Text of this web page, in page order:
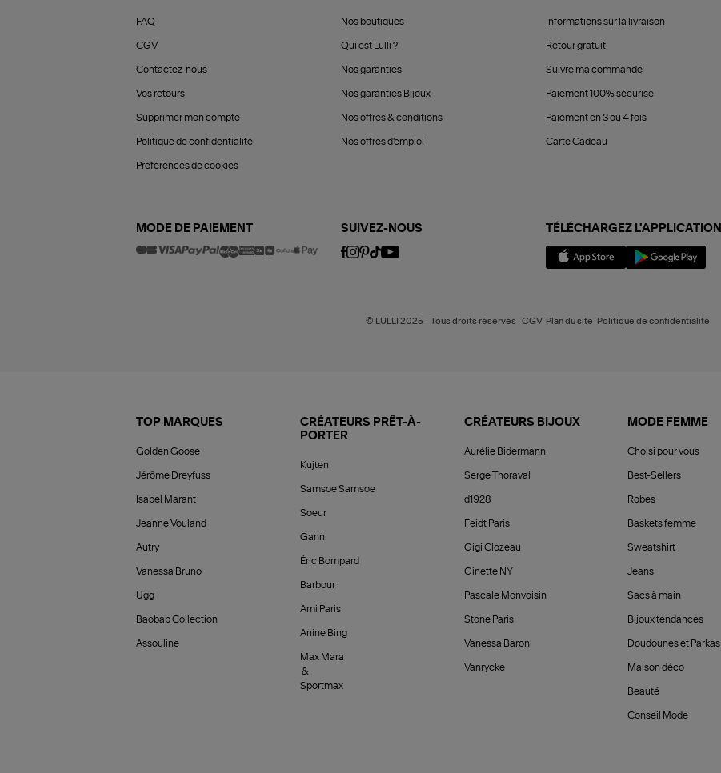
FAQ
CGV
Contactez-nous
Vos retours
Supprimer mon compte
Politique de confidentialité
Préférences de cookies
Nos boutiques
Qui est Lulli ?
Nos garanties
Nos garanties Bijoux
Nos offres & conditions
Nos offres d'emploi
Informations sur la livraison
Retour gratuit
Suivre ma commande
Paiement 100% sécurisé
Paiement en 3 ou 4 fois
Carte Cadeau
MODE DE PAIEMENT SUIVEZ-NOUS TÉLÉCHARGEZ L'APPLICATION
© LULLI 2025 - Tous droits réservés -CGV-Plan du site-Politique de confidentialité
TOP MARQUES
Golden Goose
Jérôme Dreyfuss
Isabel Marant
Jeanne Vouland
Autry
Vanessa Bruno
Ugg
Baobab Collection
Assouline
CRÉATEURS PRÊT-À-
PORTER
Kujten
Samsoe Samsoe
Soeur
Ganni
Éric Bompard
Barbour
Ami Paris
Anine Bing
Max Mara
&
Sportmax
CRÉATEURS BIJOUX
Aurélie Bidermann
Serge Thoraval
d1928
Feidt Paris
Gigi Clozeau
Ginette NY
Pascale Monvoisin
Stone Paris
Vanessa Baroni
Vanrycke
MODE FEMME
Choisi pour vous
Best-Sellers
Robes
Baskets femme
Sweatshirt
Jeans
Sacs à main
Bijoux tendances
Doudounes et Parkas
Maison déco
Beauté
Conseil Mode